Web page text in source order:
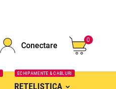
Conectare
0
RETELISTICA
ECHIPAMENTE & CABLURI